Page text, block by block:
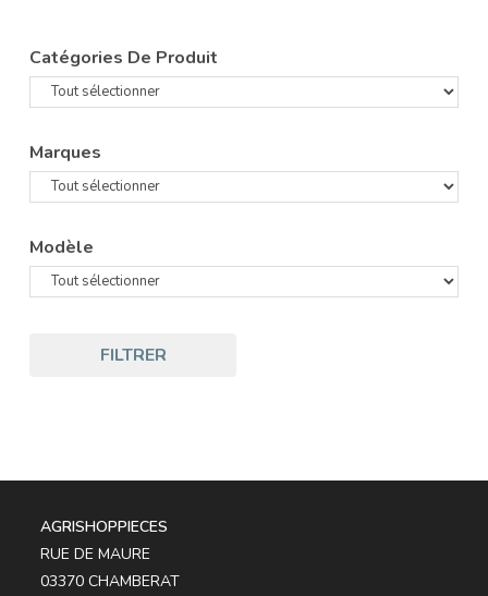
Catégories De Produit
Marques
Modèle
FILTRER
AGRISHOPPIECES
RUE DE MAURE
03370 CHAMBERAT